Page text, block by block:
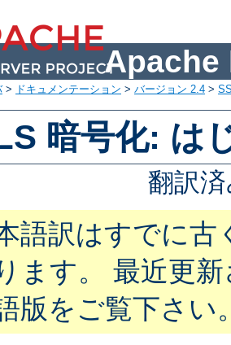
Apache
> ドキュメンテーション > バージョン 2.4 >
暗号化: は
翻訳
語訳はすでに古
ます。 最近更
版をご覧下さい